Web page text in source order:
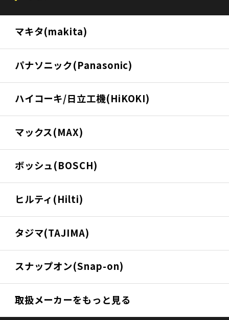
マキタ(makita)
パナソニック(Panasonic)
ハイコーキ/日立工機(HiKOKI)
マックス(MAX)
ボッシュ(BOSCH)
ヒルティ(Hilti)
タジマ(TAJIMA)
スナップオン(Snap-on)
取扱メーカーをもっと見る